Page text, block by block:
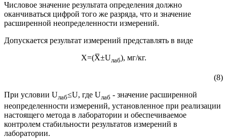
Числовое значение результата определения должно
оканчиваться цифрой того же разряда, что и значение
расширенной неопределенности измерений.
Допускается результат измерений представлять в виде
X=(X̅±Uлаб), мг/кг.
(8)
При условии Uлаб≤U, где Uлаб - значение расширенной
неопределенности измерений, установленное при реализации
настоящего метода в лаборатории и обеспечиваемое
контролем стабильности результатов измерений в
лаборатории.